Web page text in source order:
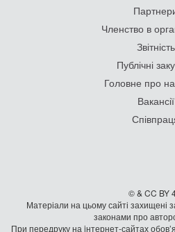
Членство в
Звітність
Публічні
Головне про
Вакансії
© & CC BY
Матеріали на цьому сайті захищені
законами про
При передруку на iнтернет-сайтах